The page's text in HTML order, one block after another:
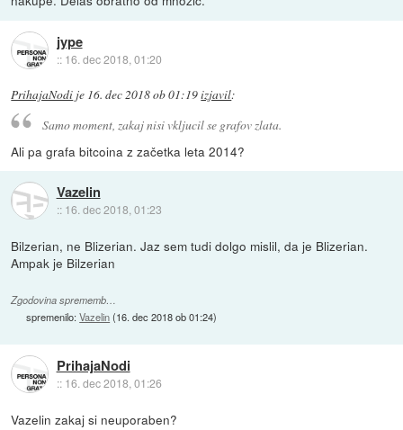
jype
:: 16. dec 2018, 01:20
PrihajaNodi je 16. dec 2018 ob 01:19izjavil:
Samo moment, zakaj nisi vkljucil se grafov zlata.
Ali pa grafa bitcoina z začetka leta 2014?
Vazelin
:: 16. dec 2018, 01:23
Bilzerian, ne Blizerian. Jaz sem tudi dolgo mislil, da je Blizerian.
Ampak je Bilzerian
Zgodovina sprememb…
spremenilo:Vazelin(16. dec 2018 ob 01:24)
PrihajaNodi
:: 16. dec 2018, 01:26
Vazelin zakaj si neuporaben?